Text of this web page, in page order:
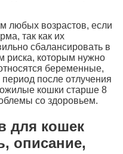
любых возрастов, если
так как их
сбалансировать в
риска, которым нужно
беременные,
после отлучения
кошки старше 8
со здоровьем.
для кошек
описание,